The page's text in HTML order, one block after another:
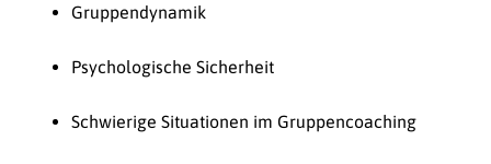
Gruppendynamik
Psychologische Sicherheit
Schwierige Situationen im Gruppencoaching